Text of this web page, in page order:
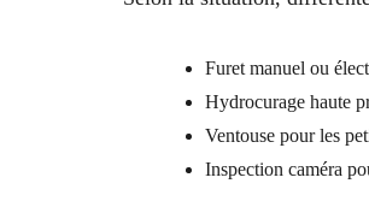
Furet manuel ou
Hydrocurage haute
Ventouse pour les
Inspection caméra